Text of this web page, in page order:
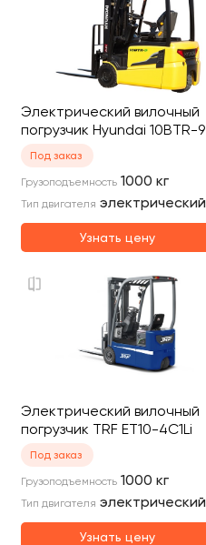
Электрический вилочный
погрузчик Hyundai 10BTR-9
Под заказ
Грузоподъемность 1000 кг
Тип двигателя электрический
Узнать цену
Электрический вилочный
погрузчик TRF ET10-4C1Li
Под заказ
Грузоподъемность 1000 кг
Тип двигателя электрический
Узнать цену